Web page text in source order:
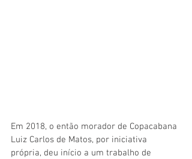
Em 2018, o então morador de Copacabana
Luiz Carlos de Matos, por iniciativa
própria, deu início a um trabalho de